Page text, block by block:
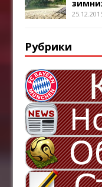
Рубрики